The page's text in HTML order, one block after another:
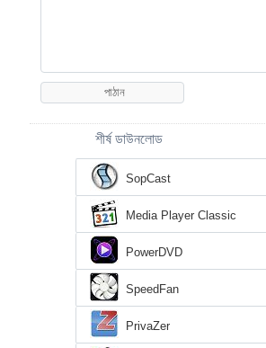
শীর্ষ ডাউনলোড
SopCast
Media Player Classic
PowerDVD
SpeedFan
PrivaZer